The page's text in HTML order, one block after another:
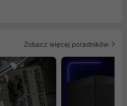
Zobacz więcej poradników